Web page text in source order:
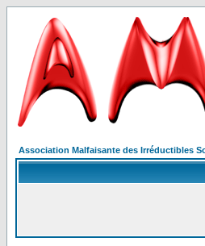
Association Malfaisante des Irréductibles